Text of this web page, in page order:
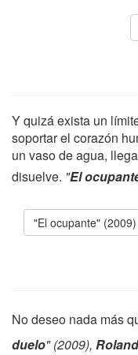
Y quizá exista un
soportar el corazón
un vaso de agua,
disuelve. "El
"El ocupante" (2009)
No deseo nada más
duelo" (2009),